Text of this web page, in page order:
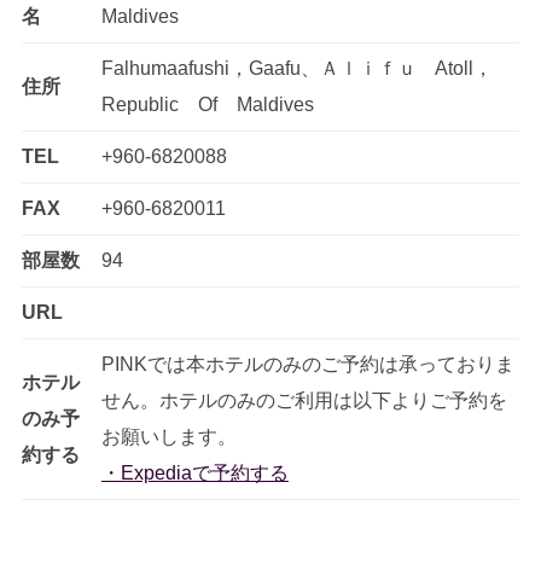
名
Maldives
住所
Falhumaafushi，Gaafu、Ａｌｉｆｕ Atoll，
Republic Of Maldives
TEL +960-6820088
FAX +960-6820011
部屋数 94
URL
ホテル
のみ予
約する
PINKでは本ホテルのみのご予約は承っておりま
せん。ホテルのみのご利用は以下よりご予約を
お願いします。
・Expediaで予約する